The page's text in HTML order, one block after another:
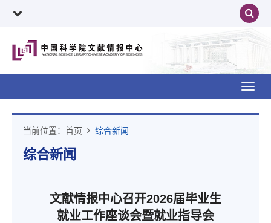
当前位置： 首页 综合新闻
综合新闻
文献情报中心召开2026届毕业生
就业工作座谈会暨就业指导会